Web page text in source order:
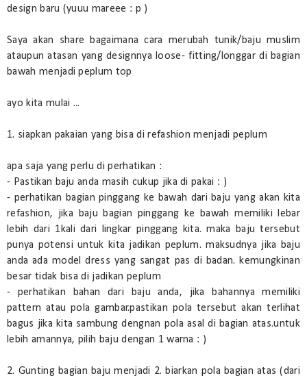
design baru (yuuu mareee : p )
Saya akan share bagaimana cara merubah tunik/baju muslim
ataupun atasan yang designnya loose- fitting/longgar di bagian
bawah menjadi peplum top
ayo kita mulai ...
1. siapkan pakaian yang bisa di refashion menjadi peplum
apa saja yang perlu di perhatikan :
- Pastikan baju anda masih cukup jika di pakai : )
- perhatikan bagian pinggang ke bawah dari baju yang akan kita
refashion, jika baju bagian pinggang ke bawah memiliki lebar
lebih dari 1kali dari lingkar pinggang kita. maka baju tersebut
punya potensi untuk kita jadikan peplum. maksudnya jika baju
anda ada model dress yang sangat pas di badan. kemungkinan
besar tidak bisa di jadikan peplum
- perhatikan bahan dari baju anda, jika bahannya memiliki
pattern atau pola gambar.pastikan pola tersebut akan terlihat
bagus jika kita sambung dengnan pola asal di bagian atas.untuk
lebih amannya, pilih baju dengan 1 warna : )
2. Gunting bagian baju menjadi 2. biarkan pola bagian atas (dari